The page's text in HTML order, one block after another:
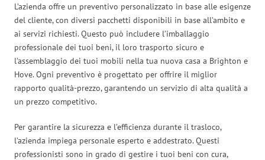
L’azienda offre un preventivo personalizzato in base alle esigenze
del cliente, con diversi pacchetti disponibili in base all’ambito e
ai servizi richiesti. Questo può includere l’imballaggio
professionale dei tuoi beni, il loro trasporto sicuro e
l’assemblaggio dei tuoi mobili nella tua nuova casa a Brighton e
Hove. Ogni preventivo è progettato per offrire il miglior
rapporto qualità-prezzo, garantendo un servizio di alta qualità a
un prezzo competitivo.
Per garantire la sicurezza e l’efficienza durante il trasloco,
l’azienda impiega personale esperto e addestrato. Questi
professionisti sono in grado di gestire i tuoi beni con cura,